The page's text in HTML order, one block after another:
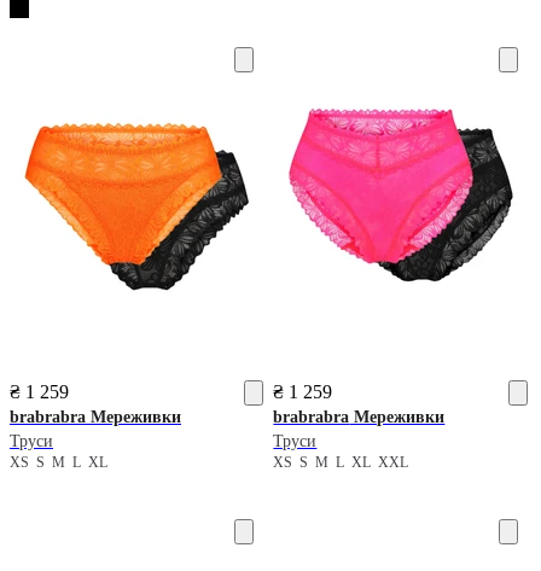
₴ 1 259
brabrabra Мереживки
Труси
XS S M L XL
₴ 1 259
brabrabra Мереживки
Труси
XSSMLXLXXL